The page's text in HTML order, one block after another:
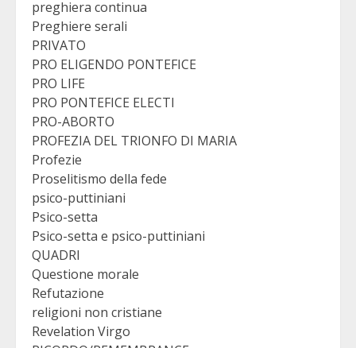
preghiera continua
Preghiere serali
PRIVATO
PRO ELIGENDO PONTEFICE
PRO LIFE
PRO PONTEFICE ELECTI
PRO-ABORTO
PROFEZIA DEL TRIONFO DI MARIA
Profezie
Proselitismo della fede
psico-puttiniani
Psico-setta
Psico-setta e psico-puttiniani
QUADRI
Questione morale
Refutazione
religioni non cristiane
Revelation Virgo